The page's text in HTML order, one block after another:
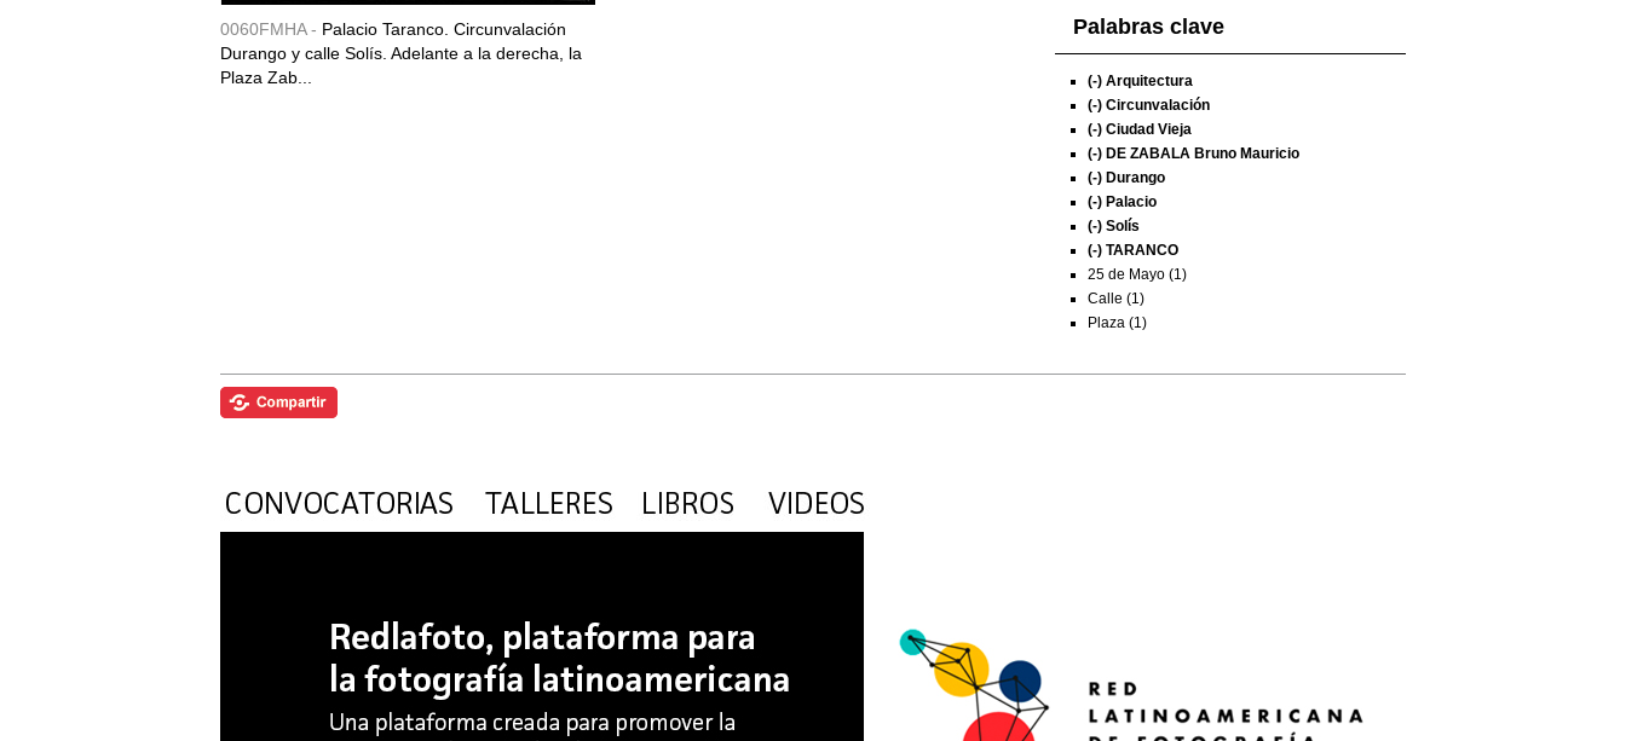
0060FMHA - Palacio Taranco. Circunvalación
Durango y calle Solís. Adelante a la derecha, la
Plaza Zab...
Palabras clave
(-) Arquitectura
(-) Circunvalación
(-) Ciudad Vieja
(-) DE ZABALA Bruno Mauricio
(-) Durango
(-) Palacio
(-) Solís
(-) TARANCO
25 de Mayo (1)
Calle (1)
Plaza (1)